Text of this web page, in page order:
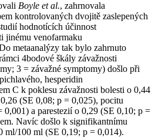
Boyle et al., zahrnovala
kontrolovaných dvojitě zaslepených
hodnotících účinnost
jinému venofarmaku
metaanalýzy tak bylo zahrnuto
4bodové škály závažnosti
3 = závažné symptomy) došlo při
hesperidin
C k poklesu závažnosti bolesti o 0,44
(SE 0,08; p = 0,025), pocitu
0,001) a parestezií o 0,29 (SE 0,10; p =
Navíc došlo k signifikantnímu
ml⁠/⁠100 ml (SE 0,19; p = 0,014).